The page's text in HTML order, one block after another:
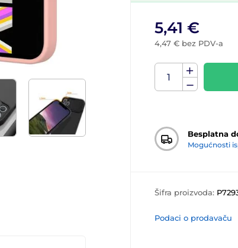
5,41 €
4,47 € bez PDV-a
Besplatna
Mogućnosti
Šifra proizvoda:
Podaci o prodavaču